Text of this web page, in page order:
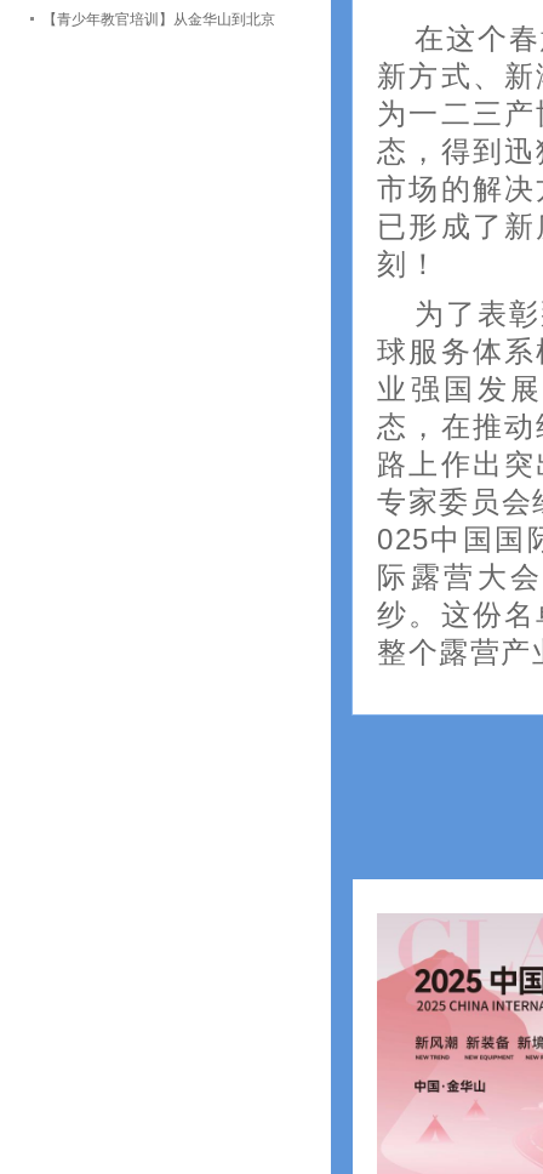
【青少年教官培训】从金华山到北京
在这个
新方式、
为一二三
态，得到
市场的解
已形成了
刻！
为了表
球服务体
业强国发
态，在推
路上作出
专家委员会
025中国国
际露营大
纱。这份
整个露营产